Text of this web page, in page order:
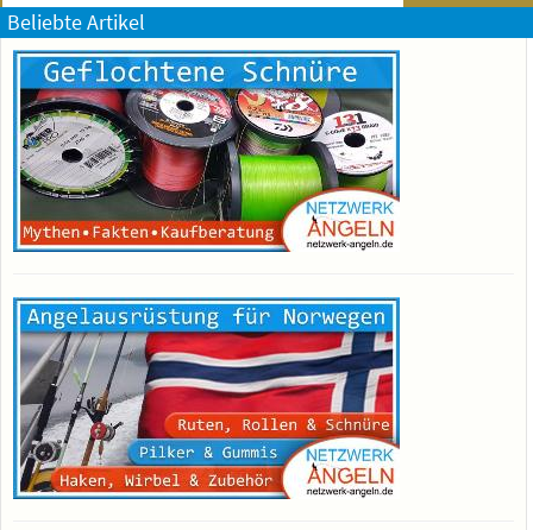
Beliebte Artikel